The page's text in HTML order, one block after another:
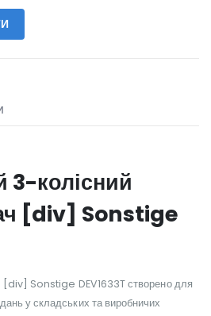
3-колісний
[div] Sonstige
[div] Sonstige DEV1633T створено для
у складських та виробничих